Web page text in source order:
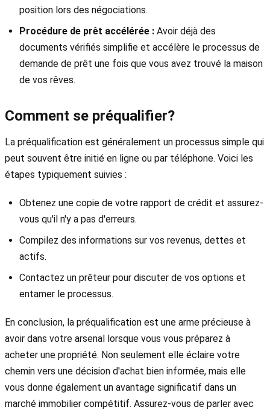
position lors des négociations.
Procédure de prêt accélérée : Avoir déjà des
documents vérifiés simplifie et accélère le processus de
demande de prêt une fois que vous avez trouvé la maison
de vos rêves.
Comment se préqualifier?
La préqualification est généralement un processus simple qui
peut souvent être initié en ligne ou par téléphone. Voici les
étapes typiquement suivies :
Obtenez une copie de votre rapport de crédit et assurez-
vous qu'il n'y a pas d'erreurs.
Compilez des informations sur vos revenus, dettes et
actifs.
Contactez un prêteur pour discuter de vos options et
entamer le processus.
En conclusion, la préqualification est une arme précieuse à
avoir dans votre arsenal lorsque vous vous préparez à
acheter une propriété. Non seulement elle éclaire votre
chemin vers une décision d'achat bien informée, mais elle
vous donne également un avantage significatif dans un
marché immobilier compétitif. Assurez-vous de parler avec